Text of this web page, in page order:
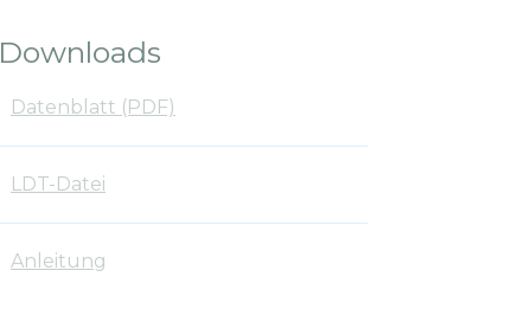
Downloads
Datenblatt (PDF)
LDT-Datei
Anleitung